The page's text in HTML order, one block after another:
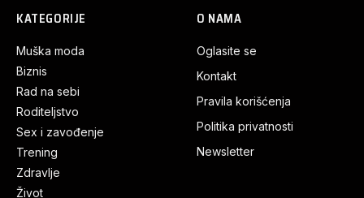
KATEGORIJE
Muška moda
Biznis
Rad na sebi
Roditeljstvo
Sex i zavođenje
Trening
Zdravlje
Život
O NAMA
Oglasite se
Kontakt
Pravila korišćenja
Politika privatnosti
Newsletter